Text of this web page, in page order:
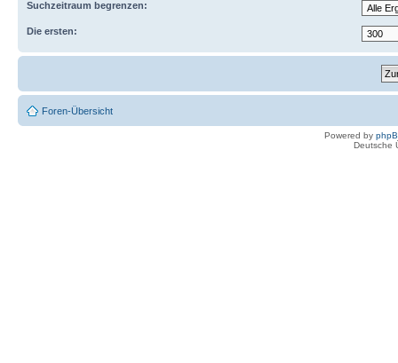
Suchzeitraum begrenzen:
Die ersten:
Foren-Übersicht
Powered by
Deutsche